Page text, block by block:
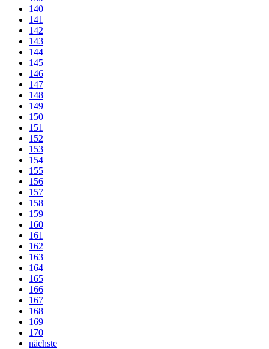
140
141
142
143
144
145
146
147
148
149
150
151
152
153
154
155
156
157
158
159
160
161
162
163
164
165
166
167
168
169
170
nächste